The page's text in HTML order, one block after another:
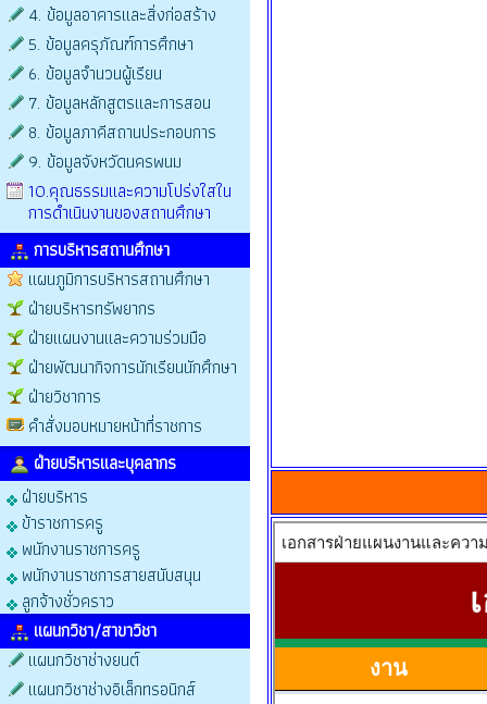
4. ข้อมูลอาคารและสิ่งก่อสร้าง
5. ข้อมูลครุภัณฑ์การศึกษา
6. ข้อมูลจำนวนผู้เรียน
7. ข้อมูลหลักสูตรและการสอน
8. ข้อมูลภาคีสถานประกอบการ
9. ข้อมูลจังหวัดนครพนม
10.คุณธรรมและความโปร่งใสใน
การดำเนินงานของสถานศึกษา
การบริหารสถานศึกษา
แผนภูมิการบริหารสถานศึกษา
ฝ่ายบริหารทรัพยากร
ฝ่ายแผนงานและความร่วมมือ
ฝ่ายพัฒนากิจการนักเรียนนักศึกษา
ฝ่ายวิชาการ
คำสั่งมอบหมายหน้าที่ราชการ
ฝ่ายบริหารและบุคลากร
ฝ่ายบริหาร
ข้าราชการครู
พนักงานราชการครู
พนักงานราชการสายสนับสนุน
ลูกจ้างชั่วคราว
แผนกวิชา/สาขาวิชา
แผนกวิชาช่างยนต์
แผนกวิชาช่างอิเล็กทรอนิกส์